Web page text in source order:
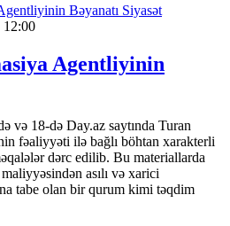
Siyasət
12:00
Agentliyinin
və 18-də Day.az saytında Turan
fəaliyyəti ilə bağlı böhtan xarakterli
dərc edilib. Bu materiallarda
asılı və xarici
tabe olan bir qurum kimi təqdim